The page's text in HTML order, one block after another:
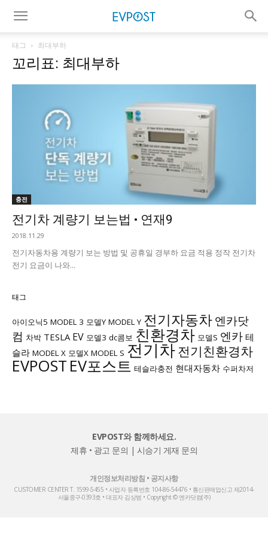
태그 최대부하
꼬리표: 최대부하
충전
전기차 계량기 보는법 • 연재9
2018.11.29
전기자동차용 계량기 보는 방법 및 공휴일 경부하 요금 적용 정작 전기차
전기 요금이 나와...
태그
아이오닉5 MODEL 3 모델Y MODEL Y 전기자동차 엔카닷
컴 차박 TESLA EV 모델3 dc콤보 친환경차 모델S 엔카 테
슬라 MODEL X 모델X MODEL S 전기차전기친환경차
EVPOST EV포스트 테슬라충전 현대자동차 수퍼차저
EVPOST와 함께하세요.
제휴 • 광고 문의 | 시승기 게재 문의
개인정보처리방침 • 공지사항
CUSTOMER CENTER T. 1599-5455 • 사업자 등록번호 104-86-54476 • 통신판매업신고 제2014-
서울중구-0393호 • 대표자 김상범 • Copyright © 엔카닷컴(주)